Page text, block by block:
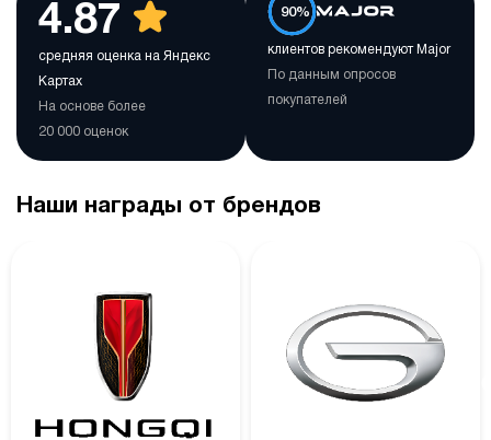
4.87
средняя оценка на Яндекс
Картах
На основе более
20 000 оценок
90%
клиентов рекомендуют Major
По данным опросов
покупателей
Наши награды от брендов